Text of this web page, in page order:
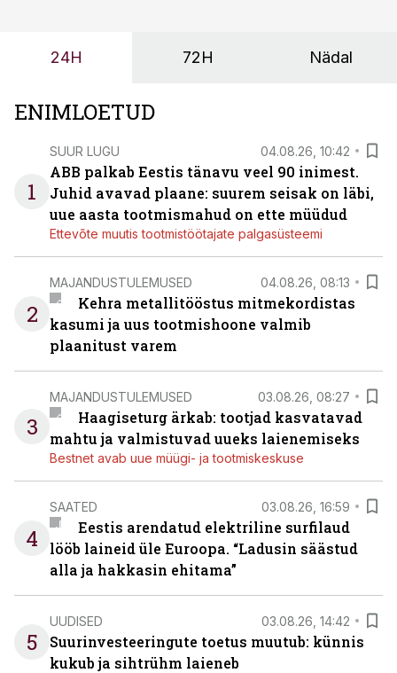
OÜ tegevjuht Sander Mitendorf.
24H 72H Nädal
ENIMLOETUD
1
SUUR LUGU 04.08.26, 10:42
ABB palkab Eestis tänavu veel 90 inimest.
Juhid avavad plaane: suurem seisak on läbi,
uue aasta tootmismahud on ette müüdud
Ettevõte muutis tootmistöötajate palgasüsteemi
2
MAJANDUSTULEMUSED 04.08.26, 08:13
Kehra metallitööstus mitmekordistas
kasumi ja uus tootmishoone valmib
plaanitust varem
3
MAJANDUSTULEMUSED 03.08.26, 08:27
Haagiseturg ärkab: tootjad kasvatavad
mahtu ja valmistuvad uueks laienemiseks
Bestnet avab uue müügi- ja tootmiskeskuse
4
SAATED 03.08.26, 16:59
Eestis arendatud elektriline surfilaud
lööb laineid üle Euroopa. “Ladusin säästud
alla ja hakkasin ehitama”
5
UUDISED 03.08.26, 14:42
Suurinvesteeringute toetus muutub: künnis
kukub ja sihtrühm laieneb